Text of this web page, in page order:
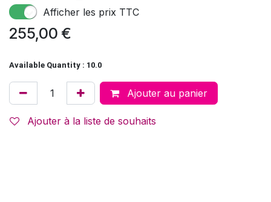
Afficher les prix TTC
255,00 €
Available Quantity : 10.0
Ajouter au panier
Ajouter à la liste de souhaits